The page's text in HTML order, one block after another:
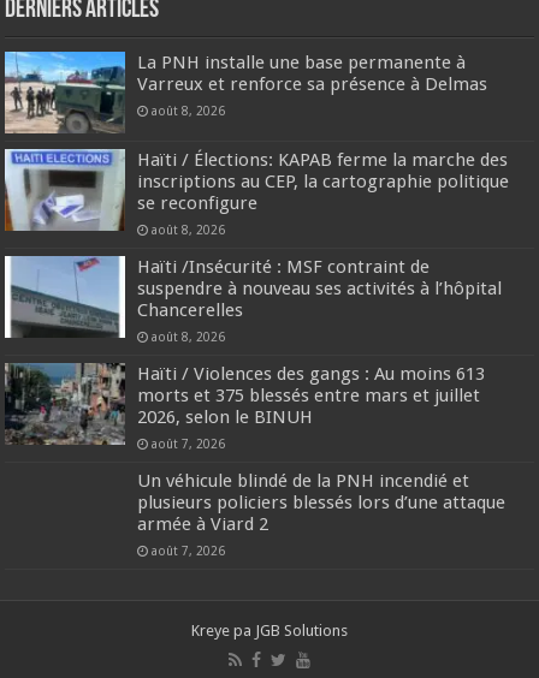
Derniers articles
La PNH installe une base permanente à
Varreux et renforce sa présence à Delmas
août 8, 2026
Haïti / Élections: KAPAB ferme la marche des
inscriptions au CEP, la cartographie politique
se reconfigure
août 8, 2026
Haïti /Insécurité : MSF contraint de
suspendre à nouveau ses activités à l’hôpital
Chancerelles
août 8, 2026
Haïti / Violences des gangs : Au moins 613
morts et 375 blessés entre mars et juillet
2026, selon le BINUH
août 7, 2026
Un véhicule blindé de la PNH incendié et
plusieurs policiers blessés lors d’une attaque
armée à Viard 2
août 7, 2026
Kreye pa JGB Solutions